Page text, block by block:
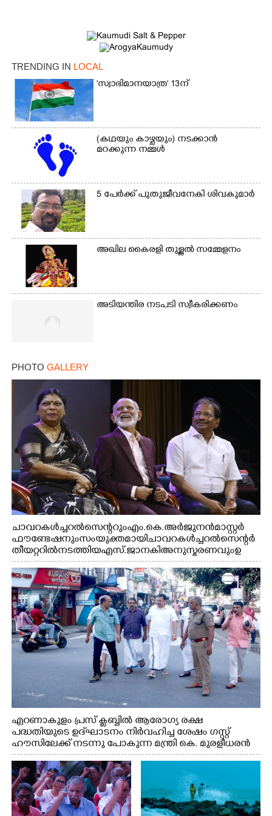
TRENDING IN LOCAL
'സ്വാഭിമാനയാത്ര' 13ന്
(കഥയും കാഴ്ചയും) നടക്കാൻ
മറക്കുന്ന നമ്മൾ
5 പേർക്ക് പുതുജീവനേകി ശിവകുമാർ
അഖില കൈരളി തുള്ളൽ സമ്മേളനം
അടിയന്തിര നടപടി സ്വീകരിക്കണം
PHOTO GALLERY
ചാവറ കൾച്ചറൽ സെന്ററും എം.കെ. അർജുനൻ മാസ്റ്റർ
ഫൗണ്ടേഷനും സംയുക്തമായി ചാവറ കൾച്ചറൽ സെന്റർ
തീയറ്ററിൽ നടത്തിയ എസ്. ജാനകി അനുസ്മരണവും ഉ
ദ്ഘാടനം ചെയ്യാനെത്തിയ സംഗീത സംവിധായകൻ ജെറി
അമൽദേവ്, ഗായിക ജെൻസി, എം.കെ. അർജുനൻ
ഫൗണ്ടേഷൻ ചെയർമാൻ ഡോ. രാധാകൃഷ്ണൻ എന്നിവർ
എറണാകുളം പ്രസ് ക്ലബ്ബിൽ ആരോഗ്യ രക്ഷ
പദ്ധതിയുടെ ഉദ്‌ഘാടനം നിർവഹിച്ച ശേഷം ഗസ്റ്റ്
ഹൗസിലേക്ക് നടന്നു പോകുന്ന മന്ത്രി കെ. മുരളീധരൻ
Copy Link